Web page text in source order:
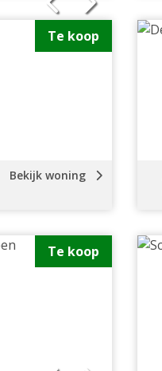
Te koop
Bekijk woning
Te koop